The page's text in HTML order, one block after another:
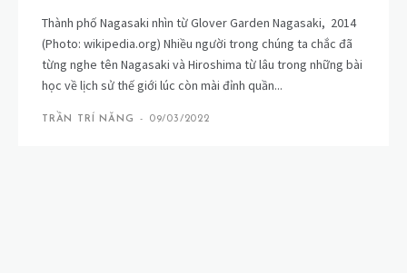
Thành phố Nagasaki nhìn từ Glover Garden Nagasaki, 2014
(Photo: wikipedia.org) Nhiều người trong chúng ta chắc đã
từng nghe tên Nagasaki và Hiroshima từ lâu trong những bài
học về lịch sử thế giới lúc còn mài đỉnh quần...
TRẦN TRÍ NĂNG - 09/03/2022